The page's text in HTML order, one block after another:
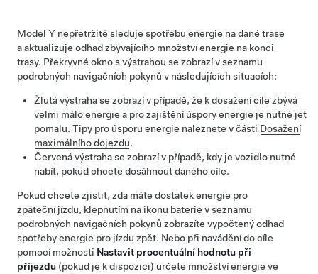
Model Y nepřetržitě sleduje spotřebu energie na dané trase
a aktualizuje odhad zbývajícího množství energie na konci
trasy. Překryvné okno s výstrahou se zobrazí v seznamu
podrobných navigačních pokynů v následujících situacích:
Žlutá výstraha se zobrazí v případě, že k dosažení cíle zbývá
velmi málo energie a pro zajištění úspory energie je nutné jet
pomalu. Tipy pro úsporu energie naleznete v části Dosažení
maximálního dojezdu.
Červená výstraha se zobrazí v případě, kdy je vozidlo nutné
nabít, pokud chcete dosáhnout daného cíle.
Pokud chcete zjistit, zda máte dostatek energie pro
zpáteční jízdu, klepnutím na ikonu baterie v seznamu
podrobných navigačních pokynů zobrazíte vypočtený odhad
spotřeby energie pro jízdu zpět. Nebo při navádění do cíle
pomocí možnosti Nastavit procentuální hodnotu při
příjezdu (pokud je k dispozici) určete množství energie ve